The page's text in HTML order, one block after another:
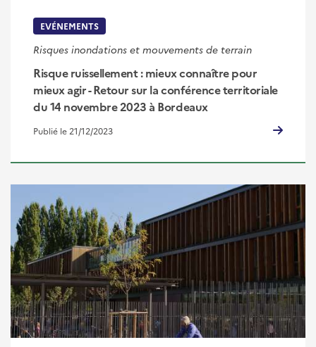
EVÉNEMENTS
Risques inondations et mouvements de terrain
Risque ruissellement : mieux connaître pour
mieux agir - Retour sur la conférence territoriale
du 14 novembre 2023 à Bordeaux
Publié le 21/12/2023